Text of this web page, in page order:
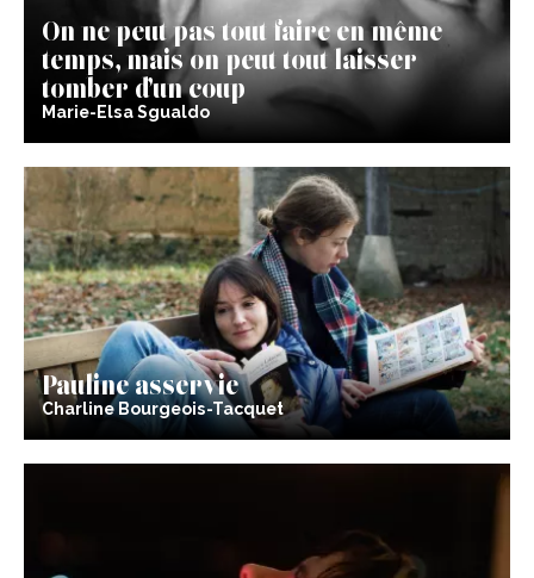
On ne peut pas tout faire en même
temps, mais on peut tout laisser
tomber d’un coup
Marie-Elsa Sgualdo
Pauline asservie
Charline Bourgeois-Tacquet